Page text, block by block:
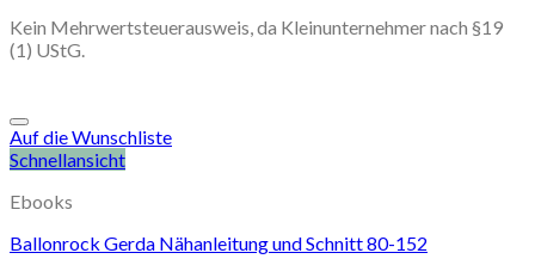
Kein Mehrwertsteuerausweis, da Kleinunternehmer nach §19
(1) UStG.
Auf die Wunschliste
Schnellansicht
Ebooks
Ballonrock Gerda Nähanleitung und Schnitt 80-152